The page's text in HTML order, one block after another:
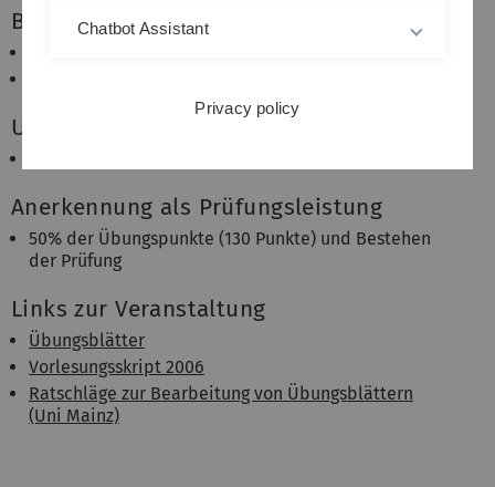
Betreuung
Umfang
Anerkennung als Prüfungsleistung
50% der Übungspunkte (130 Punkte) und Bestehen
der Prüfung
Links zur Veranstaltung
Übungsblätter
Vorlesungsskript 2006
Ratschläge zur Bearbeitung von Übungsblättern
(Uni Mainz)
Chatbot Assistant
Privacy policy